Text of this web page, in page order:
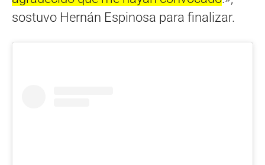
sostuvo Hernán Espinosa para finalizar.